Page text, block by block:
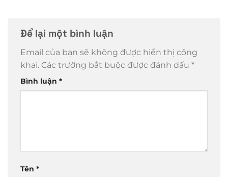
Để lại một bình luận
Email của bạn sẽ không được hiển thị công
khai. Các trường bắt buộc được đánh dấu *
Bình luận *
Tên *